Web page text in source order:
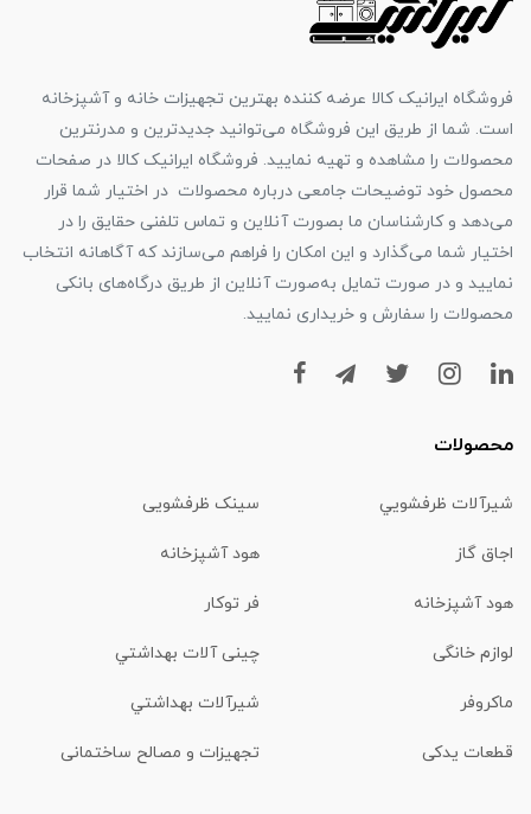
فروشگاه ایرانیک کالا عرضه کننده بهترین تجهیزات خانه و آشپزخانه
است. شما از طریق این فروشگاه می‌توانید جدیدترین و مدرنترین
محصولات را مشاهده و تهیه نمایید. فروشگاه ایرانیک کالا در صفحات
محصول خود توضیحات جامعی درباره محصولات در اختیار شما قرار
می‌دهد و کارشناسان ما بصورت آنلاین و تماس تلفنی حقایق را در
اختیار شما می‌گذارد و این امکان را فراهم می‌سازند که آگاهانه انتخاب
نمایید و در صورت تمایل به‌صورت آنلاین از طریق درگاه‌های بانکی
محصولات را سفارش و خریداری نمایید.
محصولات
شیرآلات ظرفشويي سینک ظرفشویی
اجاق گاز هود آشپزخانه
هود آشپزخانه فر توکار
لوازم خانگی چینی آلات بهداشتي
ماكروفر شیرآلات بهداشتي
قطعات یدکی تجهیزات و مصالح ساختمانی